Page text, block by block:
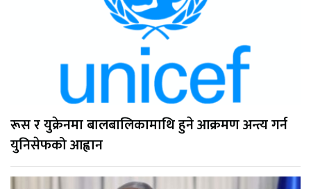
रूस र युक्रेनमा बालबालिकामाथि हुने आक्रमण अन्त्य गर्न
युनिसेफको आह्वान